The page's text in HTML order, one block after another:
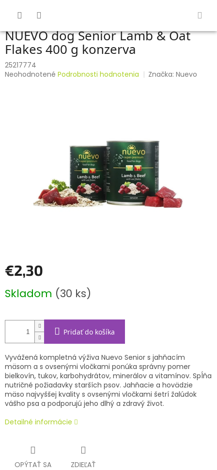
NUEVO dog Senior Lamb & Oat
Flakes 400 g konzerva
25217774
Priemerné
Neohodnotené Podrobnosti hodnotenia Značka:Nuevo
€2,30
cena:
Skladom (30 ks)
Pridať do košíka
Vyvážená kompletná výživa Nuevo Senior s jahňacím
mäsom a s ovsenými vločkami ponúka správny pomer
bielkovín, tukov, karbohydrátov, minerálov a vitamínov. Spĺňa
nutričné požiadavky starších psov. Jahňacie a hovädzie
mäso najvyššej kvality s ovsenými vločkami šetrí žalúdok
vášho psa a podporujú jeho dlhý a zdravý život.
Detailné informácie
OPÝTAŤ SA ZDIEĽAŤ